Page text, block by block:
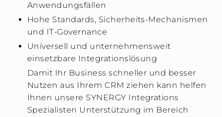
Anwendungsfällen
Hohe Standards, Sicherheits-Mechanismen
und IT-Governance
Universell und unternehmensweit
einsetzbare Integrationslösung
Damit Ihr Business schneller und besser
Nutzen aus Ihrem CRM ziehen kann helfen
Ihnen unsere SYNERGY Integrations
Spezialisten Unterstützung im Bereich